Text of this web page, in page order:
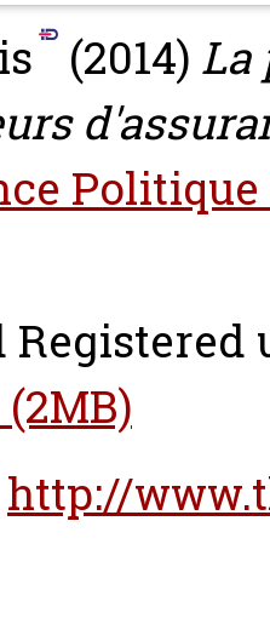
(2014) La
Politique
http://